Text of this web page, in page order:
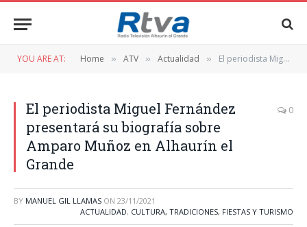
YOU ARE AT: Home » ATV » Actualidad » El periodista Miguel Fernández presentará su biografía sobre Amparo Muñoz en Alhaurín el Grande
El periodista Miguel Fernández
presentará su biografía sobre
Amparo Muñoz en Alhaurín el
Grande
0
BY MANUEL GIL LLAMAS ON 23/11/2021
ACTUALIDAD, CULTURA, TRADICIONES, FIESTAS Y TURISMO